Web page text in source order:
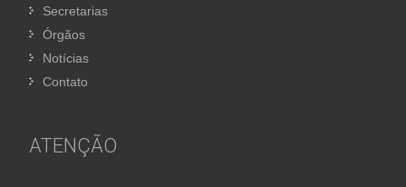
Secretarias
Órgãos
Notícias
Contato
ATENÇÃO